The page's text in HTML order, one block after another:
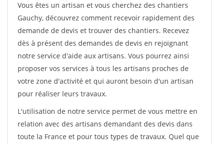
Vous êtes un artisan et vous cherchez des chantiers
Gauchy, découvrez comment recevoir rapidement des
demande de devis et trouver des chantiers. Recevez
dès à présent des demandes de devis en rejoignant
notre service d'aide aux artisans. Vous pourrez ainsi
proposer vos services à tous les artisans proches de
votre zone d'activité et qui auront besoin d'un artisan
pour réaliser leurs travaux.
L'utilisation de notre service permet de vous mettre en
relation avec des artisans demandant des devis dans
toute la France et pour tous types de travaux. Quel que